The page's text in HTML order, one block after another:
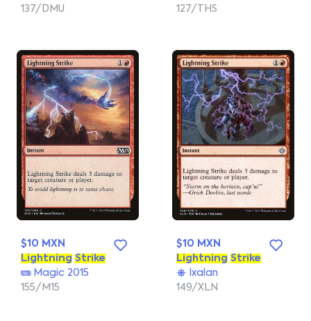
137/DMU
127/THS
$10 MXN
Lightning Strike
Magic 2015
155/M15
$10 MXN
Lightning Strike
Ixalan
149/XLN